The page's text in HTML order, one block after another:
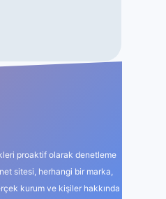
proaktif olarak denetleme
sitesi, herhangi bir marka,
kurum ve kişiler hakkında